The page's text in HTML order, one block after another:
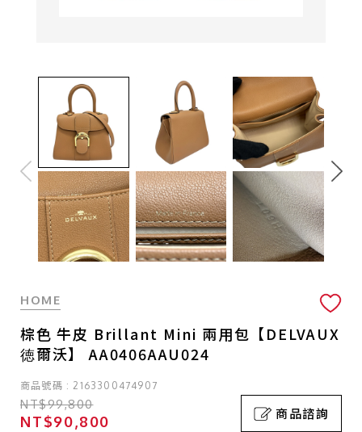
HOME
棕色 牛皮 Brillant Mini 兩用包【DELVAUX
徳爾沃】 AA0406AAU024
商品號碼 : 2163300474907
NT$99,800
NT$90,800 商品諮詢